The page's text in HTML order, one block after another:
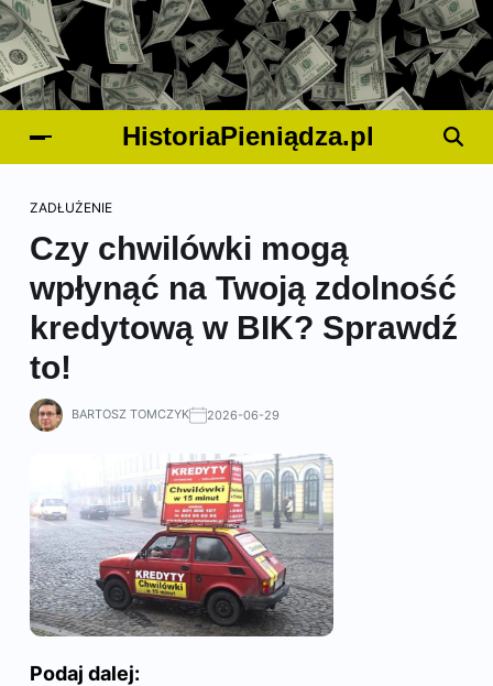
HistoriaPieniądza.pl
ZADŁUŻENIE
Czy chwilówki mogą
wpłynąć na Twoją zdolność
kredytową w BIK? Sprawdź
to!
BARTOSZ TOMCZYK 2026-06-29
Podaj dalej: